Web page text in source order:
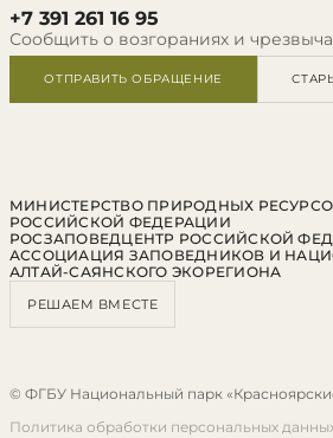
+7 391 261 16 95
Сообщить о возгораниях и
ОТПРАВИТЬ ОБРАЩЕНИЕ
МИНИСТЕРСТВО ПРИРОДНЫХ
РОССИЙСКОЙ ФЕДЕРАЦИИ
РОСЗАПОВЕДЦЕНТР РОССИЙСКОЙ
АССОЦИАЦИЯ ЗАПОВЕДНИКОВ И
АЛТАЙ-САЯНСКОГО ЭКОРЕГИОНА
РЕШАЕМ ВМЕСТЕ
© ФГБУ Национальный парк
Политика обработки персональных